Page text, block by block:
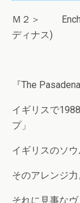
Ｍ２＞
ディナス)
『The
イギリスで
プ」
イギリスのソウ
そのアレンジ
それに見事なヴ